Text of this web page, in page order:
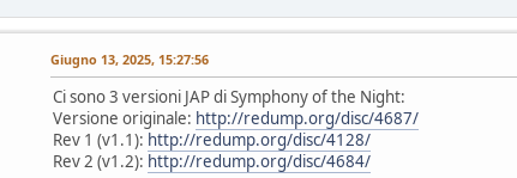
Giugno 13, 2025, 15:27:56
Ci sono 3 versioni JAP di Symphony of the Night:
Versione originale: http://redump.org/disc/4687/
Rev 1 (v1.1): http://redump.org/disc/4128/
Rev 2 (v1.2): http://redump.org/disc/4684/